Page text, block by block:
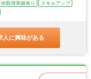
取得実績有り
スキルアップ
人に興味がある